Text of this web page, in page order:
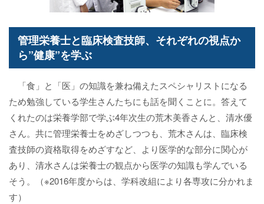
管理栄養士と臨床検査技師、それぞれの視点か
ら”健康”を学ぶ
「食」と「医」の知識を兼ね備えたスペシャリストになる
ため勉強している学生さんたちにも話を聞くことに。答えて
くれたのは栄養学部で学ぶ4年次生の荒木美香さんと、清水優
さん。共に管理栄養士をめざしつつも、荒木さんは、臨床検
査技師の資格取得をめざすなど、より医学的な部分に関心が
あり、清水さんは栄養士の観点から医学の知識も学んでいる
そう。（※2016年度からは、学科改組により各専攻に分かれま
す）